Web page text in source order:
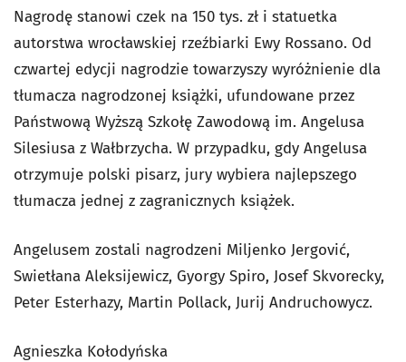
Nagrodę stanowi czek na 150 tys. zł i statuetka
autorstwa wrocławskiej rzeźbiarki Ewy Rossano. Od
czwartej edycji nagrodzie towarzyszy wyróżnienie dla
tłumacza nagrodzonej książki, ufundowane przez
Państwową Wyższą Szkołę Zawodową im. Angelusa
Silesiusa z Wałbrzycha. W przypadku, gdy Angelusa
otrzymuje polski pisarz, jury wybiera najlepszego
tłumacza jednej z zagranicznych książek.
Angelusem zostali nagrodzeni Miljenko Jergović,
Swietłana Aleksijewicz, Gyorgy Spiro, Josef Skvorecky,
Peter Esterhazy, Martin Pollack, Jurij Andruchowycz.
Agnieszka Kołodyńska